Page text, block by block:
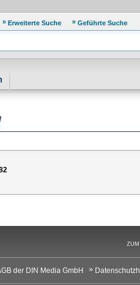
Erweiterte Suche Geführte Suche
ZUM
der DIN Media GmbH